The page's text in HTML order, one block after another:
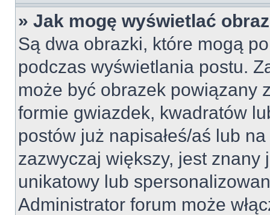
» Jak mogę wyświetlać
Są dwa obrazki, które mogą
podczas wyświetlania postu.
może być obrazek powiązany
formie gwiazdek, kwadratów
postów już napisałeś/aś lub
zazwyczaj większy, jest
unikatowy lub
Administrator forum może